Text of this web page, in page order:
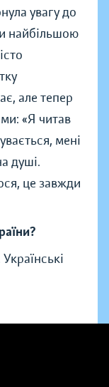
увагу до
найбільшою
але тепер
«Я читав
мені
душі.
це завжди